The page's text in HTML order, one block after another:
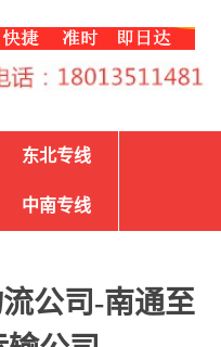
东北专线
中南专线
公司-南通至